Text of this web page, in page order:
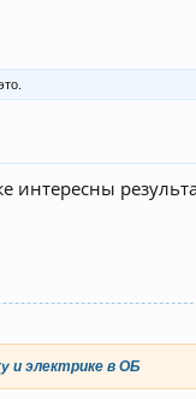
интересны
и электрике в ОБ